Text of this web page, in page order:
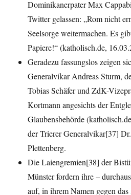
Dominikanerpater Max
Twitter gelassen: „Rom nicht
Seelsorge weitermachen. Es
Papiere!“ (katholisch.de,
Geradezu fassungslos zeigen
Generalvikar Andreas Sturm,
Tobias Schäfer und ZdK-
Kortmann angesichts der
Glaubensbehörde
der Trierer Generalvikar[37]
Plettenberg.
Die Laiengremien[38] der
Münster fordern ihre –
auf, in ihrem Namen gegen das